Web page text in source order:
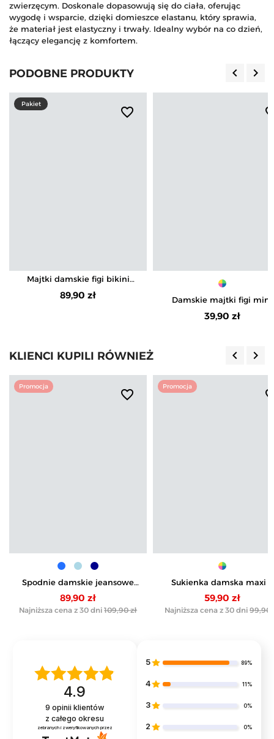
zwierzęcym. Doskonale dopasowują się do ciała, oferując
wygodę i wsparcie, dzięki domieszce elastanu, który sprawia,
że materiał jest elastyczny i trwały. Idealny wybór na co dzień,
łączący elegancję z komfortem.
PODOBNE PRODUKTY keyboard_arrow_left keyboard_arrow_right
Pakiet
favorite_border
Majtki damskie figi bikini
prążkowane bezuciskowe
komplet S 8-pak
89,90 zł
Damskie majtki figi mini
bikini w koronkowe wzory
pak
39,90 zł
KLIENCI KUPILI RÓWNIEŻ keyboard_arrow_left keyboard_arrow_right
Promocja
favorite_border
Spodnie damskie jeansowe
casual z wysokim stanem
89,90 zł
Najniższa cena z 30 dni 109,90 zł
Promocja
Sukienka damska maxi z
wiskozy z kopertowym
dekoltem
59,90 zł
Najniższa cena z 30 dni 99,90
4.9
9 opinii klientów
z całego okresu
zebranych i zweryfikowanych przez
5 89%
4 11%
3 0%
2 0%